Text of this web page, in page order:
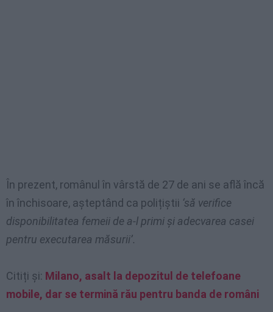
În prezent, românul în vârstă de 27 de ani se află încă
în închisoare, așteptând ca polițiștii ‘să verifice
disponibilitatea femeii de a-l primi și adecvarea casei
pentru executarea măsurii’.
Citiți și: Milano, asalt la depozitul de telefoane
mobile, dar se termină rău pentru banda de români